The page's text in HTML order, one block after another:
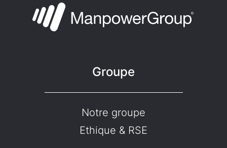
Groupe
Notre groupe
Ethique & RSE